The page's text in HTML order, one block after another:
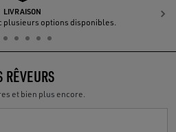
LIVRAISON
plusieurs options disponibles.
et bien plus encore.